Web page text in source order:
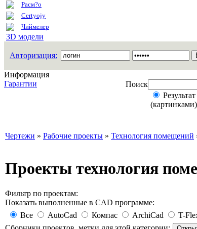
Расм?о
Certyojy
Чиймелер
3D модели
Авторизация:
Информация
Гарантии
Поиск
(картинками)
Чертежи » Рабочие проекты » Технология помещений
Проекты технология
Фильтр по проектам:
Показать выполненные в CAD программе:
Все
AutoCad Компас ArchiCad
T-